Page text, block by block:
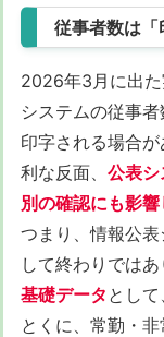
従事者数は
2026年3月に出
システムの従事
印字される場合
利な反面、 公表シ
別の確認にも影
つまり、情報公
して終わりではあ
基礎データ とし
とくに、常勤・